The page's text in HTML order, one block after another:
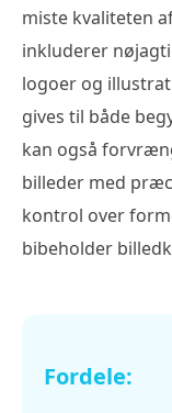
miste kvaliteten
inkluderer
logoer og
gives til både
kan også
billeder med
kontrol over
bibeholder
Fordele: